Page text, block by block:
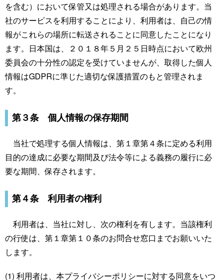
を含む）において保管又は処理される場合があります。当
社のサービスを利用することにより、利用者は、自己の情
報がこれらの場所に転送されることに同意したことになり
ます。日本国は、２０１８年５月２５日時点において欧州
委員会の十分性の認定を受けていませんが、取得した個人
情報はGDPRに準じた適切な保護措置のもと管理されま
す。
第３条 個人情報の保存期間
当社で処理する個人情報は、第１章第４条に定める利用
目的の達成に必要な期間及び法令等による義務の履行に必
要な期間、保存されます。
第４条 利用者の権利
利用者は、当社に対し、次の権利を有します。当該権利
の行使は、第１章第１０条のお問合せ窓口までお願いいた
します。
(1) 利用者は、本プライバシーポリシーに対する同意をいつ